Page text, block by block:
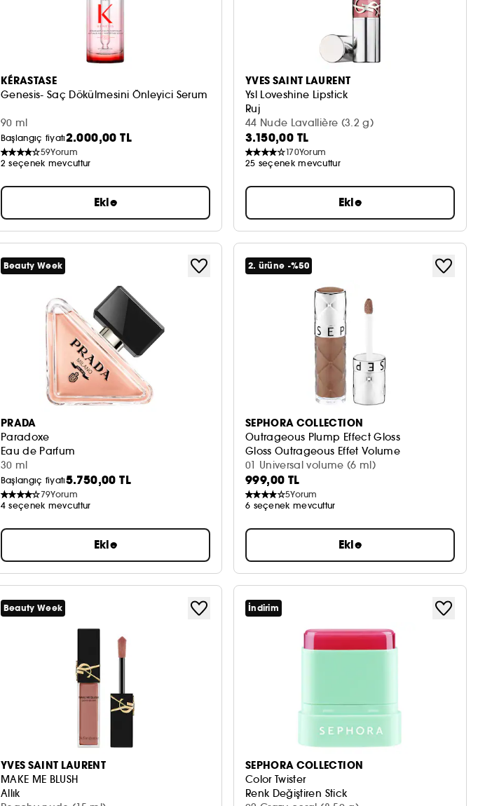
KÉRASTASE
Genesis- Saç Dökülmesini Önleyici Serum
90 ml
Başlangıç fiyatı2.000,00 TL
59Yorum
2 seçenek mevcuttur
Ekle
YVES SAINT LAURENT
Ysl Loveshine Lipstick
Ruj
44 Nude Lavallière (3.2 g)
3.150,00 TL
170Yorum
25 seçenek mevcuttur
Ekle
Beauty Week
PRADA
Paradoxe
Eau de Parfum
30 ml
Başlangıç fiyatı5.750,00 TL
79Yorum
4 seçenek mevcuttur
Ekle
2. ürüne -%50
SEPHORA COLLECTION
Outrageous Plump Effect Gloss
Gloss Outrageous Effet Volume
01 Universal volume (6 ml)
999,00 TL
5Yorum
6 seçenek mevcuttur
Ekle
Beauty Week
YVES SAINT LAURENT
MAKE ME BLUSH
Allık
İndirim
SEPHORA COLLECTION
Color Twister
Renk Değiştiren Stick